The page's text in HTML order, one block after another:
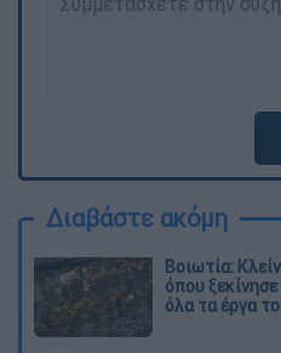
Διαβάστε ακόμη
Βοιωτία:
όπου
όλα τα έργα